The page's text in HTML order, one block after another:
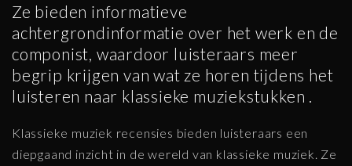
Ze bieden informatieve
achtergrondinformatie over het werk en de
componist, waardoor luisteraars meer
begrip krijgen van wat ze horen tijdens het
luisteren naar klassieke muziekstukken .
Klassieke muziek recensies bieden luisteraars een
diepgaand inzicht in de wereld van klassieke muziek. Ze